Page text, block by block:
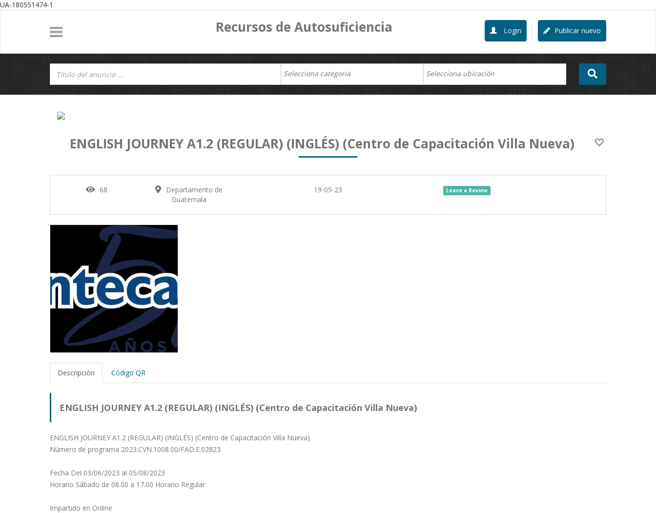
UA-180551474-1
Recursos de Autosuficiencia Publicar nuevo
Login
ENGLISH JOURNEY A1.2 (REGULAR) (INGLÉS) (Centro de Capacitación Villa Nueva)
68
Departamento de
Guatemala
19-05-23 Leave a Review
Descripción Código QR
ENGLISH JOURNEY A1.2 (REGULAR) (INGLÉS) (Centro de Capacitación Villa Nueva)
ENGLISH JOURNEY A1.2 (REGULAR) (INGLÉS) (Centro de Capacitación Villa Nueva)
Número de programa 2023.CVN.1008.00/FAD.E.02823
Fecha Del 03/06/2023 al 05/08/2023
Horario Sábado de 08.00 a 17.00 Horario Regular
Impartido en Online